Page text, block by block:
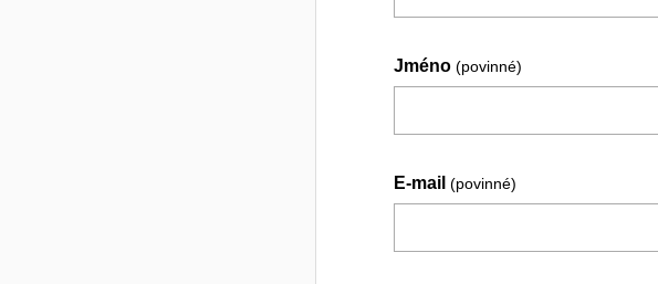
Jméno (povinné)
E-mail (povinné)